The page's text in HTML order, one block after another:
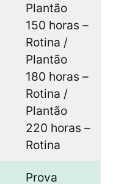
Plantão
150 horas –
Rotina /
Plantão
180 horas –
Rotina /
Plantão
220 horas –
Rotina
Prova